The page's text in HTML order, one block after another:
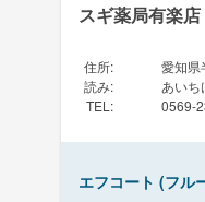
スギ薬局有楽店
住所:
愛知県
読み:
あいち
TEL : 0569-
エフコート (フル